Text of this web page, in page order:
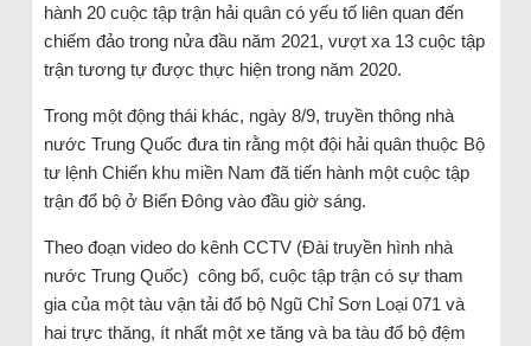
hành 20 cuộc tập trận hải quân có yếu tố liên quan đến
chiếm đảo trong nửa đầu năm 2021, vượt xa 13 cuộc tập
trận tương tự được thực hiện trong năm 2020.
Trong một động thái khác, ngày 8/9, truyền thông nhà
nước Trung Quốc đưa tin rằng một đội hải quân thuộc Bộ
tư lệnh Chiến khu miền Nam đã tiến hành một cuộc tập
trận đổ bộ ở Biển Đông vào đầu giờ sáng.
Theo đoạn video do kênh CCTV (Đài truyền hình nhà
nước Trung Quốc) công bố, cuộc tập trận có sự tham
gia của một tàu vận tải đổ bộ Ngũ Chỉ Sơn Loại 071 và
hai trực thăng, ít nhất một xe tăng và ba tàu đổ bộ đệm